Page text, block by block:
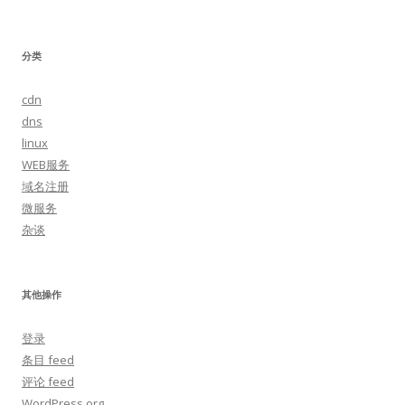
分类
cdn
dns
linux
WEB服务
域名注册
微服务
杂谈
其他操作
登录
条目 feed
评论 feed